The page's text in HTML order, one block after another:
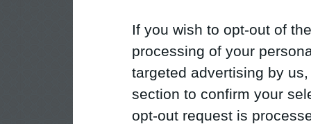
If you wish to opt-out of
processing of your
targeted advertising by
section to confirm your
opt-out request is